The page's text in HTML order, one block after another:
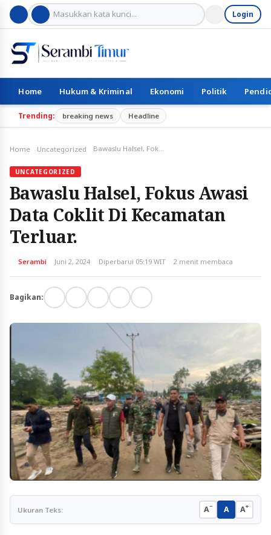
Login
Home Hukum & Kriminal Ekonomi Politik
Trending: breaking news Headline
Home Uncategorized Bawaslu Halsel, Fokus Awasi Data Coklit Di Kecamatan Terluar.
UNCATEGORIZED
Bawaslu Halsel, Fokus Awasi
Data Coklit Di Kecamatan
Terluar.
Serambi Juni 2, 2024 Diperbarui 05:19 WIT 2 menit membaca
Bagikan:
Ukuran Teks: A− A A+